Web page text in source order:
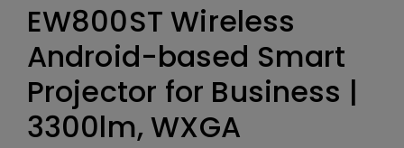
EW800ST Wireless
Android-based Smart
Projector for Business |
3300lm, WXGA